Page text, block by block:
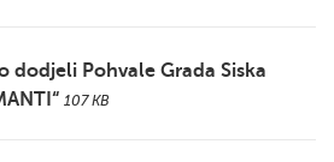
dodjeli Pohvale Grada Siska
107 KB